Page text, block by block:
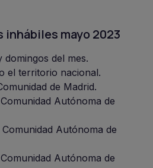
mayo 2023
domingos del mes.
el territorio nacional.
de Madrid.
Autónoma de
Autónoma de
Autónoma de